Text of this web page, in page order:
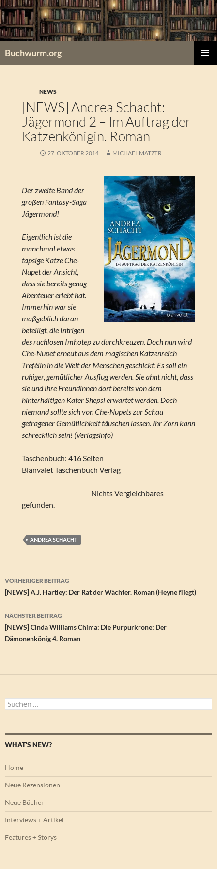
Zum
Inhalt
springen
Buchwurm.org
NEWS
[NEWS] Andrea Schacht:
Jägermond 2 – Im Auftrag der
Katzenkönigin. Roman
27. OKTOBER 2014 MICHAEL MATZER
Der zweite Band der
großen Fantasy-Saga
Jägermond!
Eigentlich ist die
manchmal etwas
tapsige Katze Che-
Nupet der Ansicht,
dass sie bereits genug
Abenteuer erlebt hat.
Immerhin war sie
maßgeblich daran
beteiligt, die Intrigen
des ruchlosen Imhotep zu durchkreuzen. Doch nun wird
Che-Nupet erneut aus dem magischen Katzenreich
Trefélin in die Welt der Menschen geschickt. Es soll ein
ruhiger, gemütlicher Ausflug werden. Sie ahnt nicht, dass
sie und ihre Freundinnen dort bereits von dem
hinterhältigen Kater Shepsi erwartet werden. Doch
niemand sollte sich von Che-Nupets zur Schau
getragener Gemütlichkeit täuschen lassen. Ihr Zorn kann
schrecklich sein! (Verlagsinfo)
Taschenbuch: 416 Seiten
Blanvalet Taschenbuch Verlag
Nichts Vergleichbares
gefunden.
ANDREA SCHACHT
Beitragsnavigation
VORHERIGER BEITRAG
[NEWS] A.J. Hartley: Der Rat der Wächter. Roman (Heyne fliegt)
NÄCHSTER BEITRAG
[NEWS] Cinda Williams Chima: Die Purpurkrone: Der
Dämonenkönig 4. Roman
Suchen
nach:
WHAT’S NEW?
Home
Neue Rezensionen
Neue Bücher
Interviews + Artikel
Features + Storys